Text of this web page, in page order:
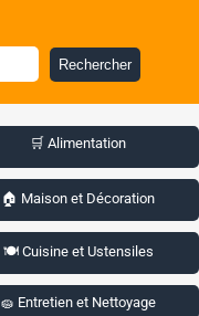
Rechercher
🛒 Alimentation
🏠 Maison et Décoration
🍽️ Cuisine et Ustensiles
🧽 Entretien et Nettoyage